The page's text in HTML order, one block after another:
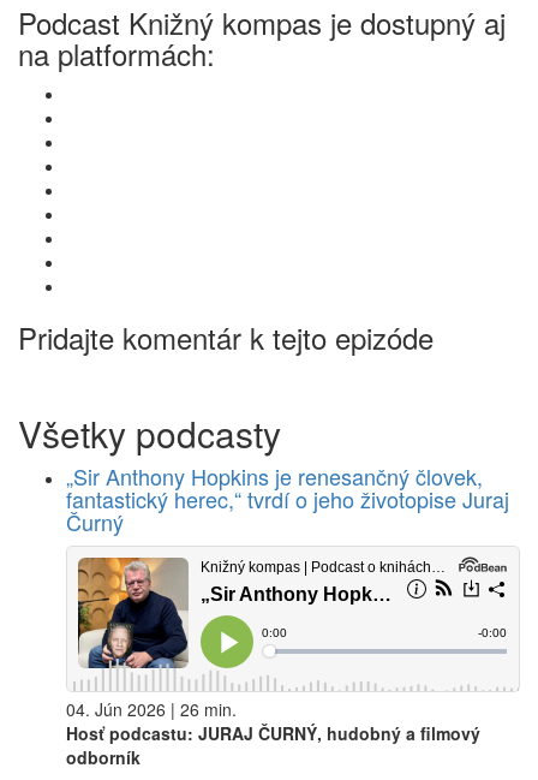
Podcast Knižný kompas je dostupný aj
na platformách:
Pridajte komentár k tejto epizóde
Všetky podcasty
„Sir Anthony Hopkins je renesančný človek,
fantastický herec,“ tvrdí o jeho životopise Juraj
Čurný
04. Jún 2026 | 26 min.
Hosť podcastu: JURAJ ČURNÝ, hudobný a filmový
odborník